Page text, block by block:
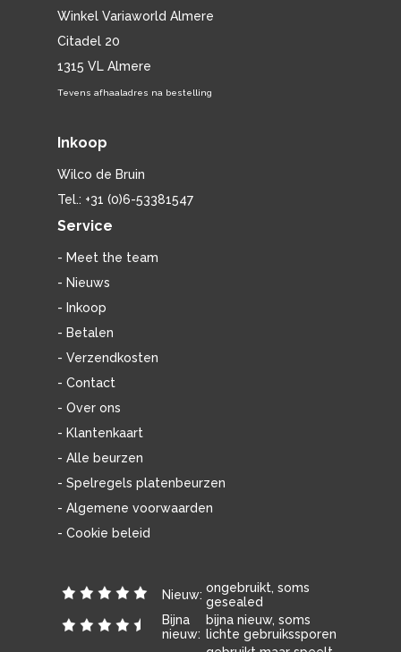
Winkel Variaworld Almere
Citadel 20
1315 VL Almere
Tevens afhaaladres na bestelling
Inkoop
Wilco de Bruin
Tel.: +31 (0)6-53381547
Service
- Meet the team
- Nieuws
- Inkoop
- Betalen
- Verzendkosten
- Contact
- Over ons
- Klantenkaart
- Alle beurzen
- Spelregels platenbeurzen
- Algemene voorwaarden
- Cookie beleid
Nieuw: ongebruikt, soms
gesealed
Bijna
nieuw:
bijna nieuw, soms
lichte gebruikssporen